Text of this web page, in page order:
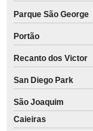
Parque São George
Portão
Recanto dos Victor
San Diego Park
São Joaquim
Caieiras